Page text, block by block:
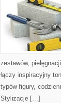
zestawów,
łączy inspiracyjny
typów figury,
Stylizacje […]